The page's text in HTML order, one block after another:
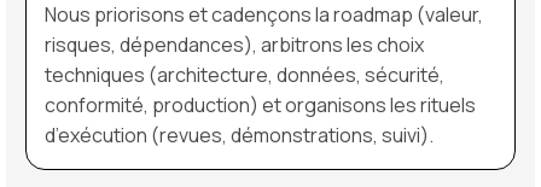
Nous priorisons et cadençons la roadmap (valeur,
risques, dépendances), arbitrons les choix
techniques (architecture, données, sécurité,
conformité, production) et organisons les rituels
d’exécution (revues, démonstrations, suivi).